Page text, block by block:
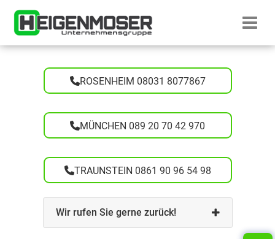
Startseite
ROSENHEIM 08031 8077867
MÜNCHEN 089 20 70 42 970
TRAUNSTEIN 0861 90 96 54 98
Wir rufen Sie gerne zurück!